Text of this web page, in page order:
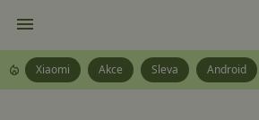
Xiaomi Akce Sleva Android